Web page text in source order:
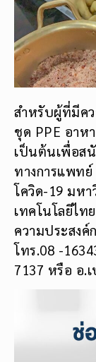
สำหรับผู้ที่มีคว
ชุด PPE อาห
เป็นต้นเพื่อส
ทางการแพท
โควิด-19 มห
เทคโนโลยีไ
ความประสง
โทร.08 -
7137 หรือ อ.